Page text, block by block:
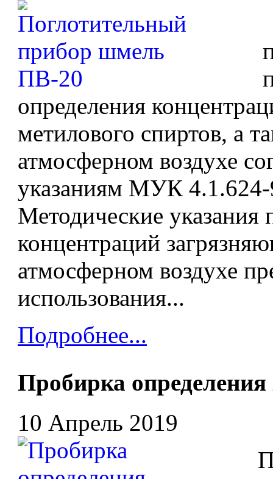
определения
метилового спиртов, а
атмосферном воздухе
указаниям МУК
Методические указания
концентраций
атмосферном воздухе
использования...
Подробнее...
Пробирка
10 Апрель 2019